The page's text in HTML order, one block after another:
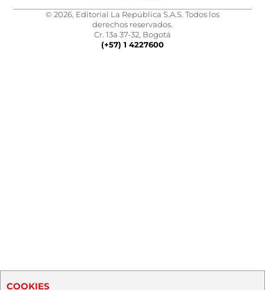
© 2026, Editorial La República S.A.S. Todos los
derechos reservados.
Cr. 13a 37-32, Bogotá
(+57) 1 4227600
COOKIES